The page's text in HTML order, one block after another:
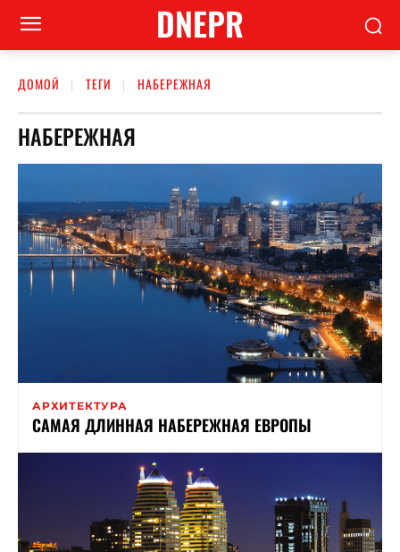
DNEPR
ДОМОЙ ТЕГИ НАБЕРЕЖНАЯ
НАБЕРЕЖНАЯ
АРХИТЕКТУРА
САМАЯ ДЛИННАЯ НАБЕРЕЖНАЯ ЕВРОПЫ